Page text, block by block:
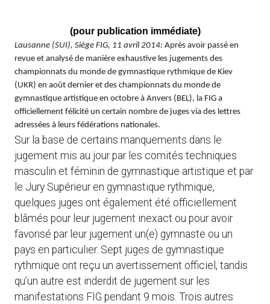
(pour publication immédiate)
Lausanne (SUI), Siège FIG, 11 avril 2014: Après avoir passé en
revue et analysé de manière exhaustive les jugements des
championnats du monde de gymnastique rythmique de Kiev
(UKR) en août dernier et des championnats du monde de
gymnastique artistique en octobre à Anvers (BEL), la FIG a
officiellement félicité un certain nombre de juges via des lettres
adressées à leurs fédérations nationales.
Sur la base de certains manquements dans le
jugement mis au jour par les comités techniques
masculin et féminin de gymnastique artistique et par
le Jury Supérieur en gymnastique rythmique,
quelques juges ont également été officiellement
blâmés pour leur jugement inexact ou pour avoir
favorisé par leur jugement un(e) gymnaste ou un
pays en particulier. Sept juges de gymnastique
rythmique ont reçu un avertissement officiel, tandis
qu’un autre est inderdit de jugement sur les
manifestations FIG pendant 9 mois. Trois autres